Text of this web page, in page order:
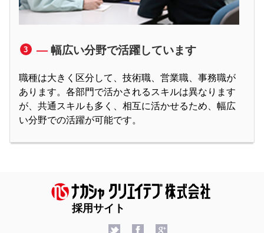
3 幅広い分野で活躍しています
職種は大きく区分して、技術職、営業職、事務職が
あります。各部門で活かされるスキルは異なります
が、共通スキルも多く、相互に活かせるため、幅広
い分野での活躍が可能です。
採用サイト